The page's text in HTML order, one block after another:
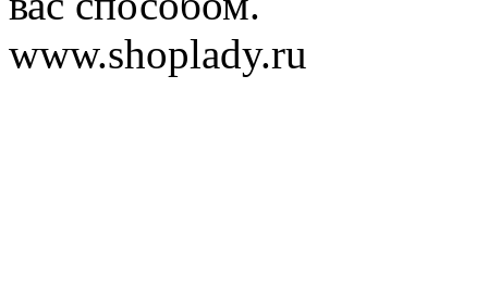
www.shoplady.ru